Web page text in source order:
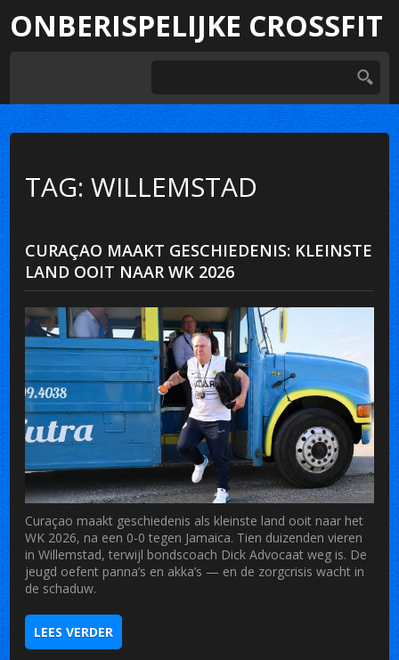
ONBERISPELIJKE CROSSFIT
TAG: WILLEMSTAD
CURAÇAO MAAKT GESCHIEDENIS: KLEINSTE
LAND OOIT NAAR WK 2026
Curaçao maakt geschiedenis als kleinste land ooit naar het
WK 2026, na een 0-0 tegen Jamaica. Tien duizenden vieren
in Willemstad, terwijl bondscoach Dick Advocaat weg is. De
jeugd oefent panna’s en akka’s — en de zorgcrisis wacht in
de schaduw.
LEES VERDER